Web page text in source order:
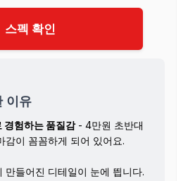
스펙 확인
이유
경험하는 품질감- 4만원 초반대
감이 꼼꼼하게 되어 있어요.
만들어진 디테일이 눈에 띕니다.